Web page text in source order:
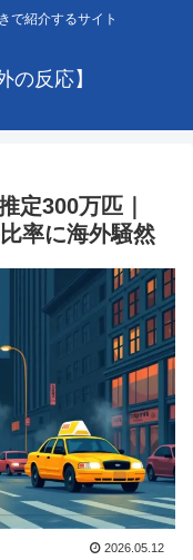
で紹介するサイト
の反応】
定300万匹｜
率に海外騒然
2026.05.12